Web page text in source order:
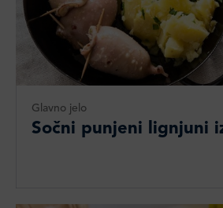
Glavno jelo
Sočni punjeni lignjuni